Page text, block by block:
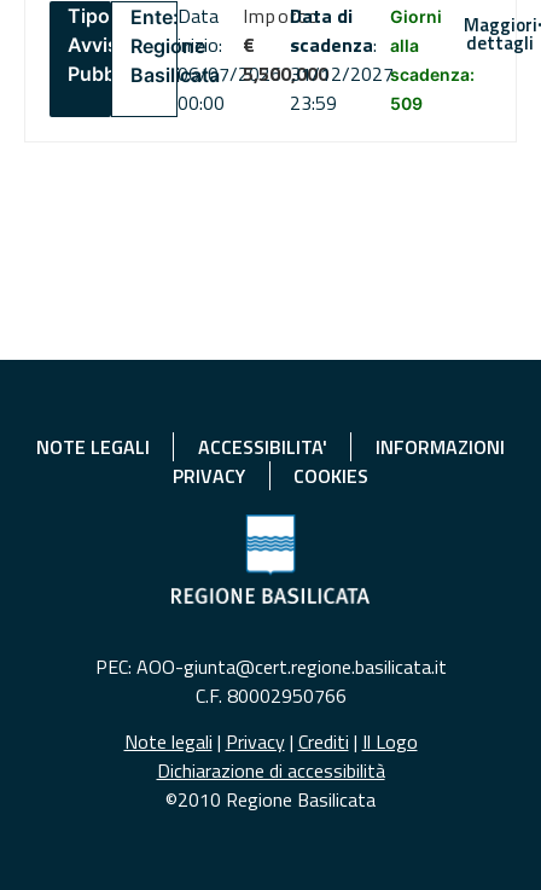
Tipo:
Avviso
Pubblico
Ente:
Regione
Basilicata
Data
inizio:
06/07/2026
00:00
Importo
€
5,500,000
Data di
scadenza:
31/12/2027
23:59
Giorni
alla
scadenza:
509
Maggiori
dettagli
NOTE LEGALI ACCESSIBILITA'
INFORMAZIONI
PRIVACY
COOKIES
PEC: AOO-giunta@cert.regione.basilicata.it
C.F. 80002950766
Note legali | Privacy| Crediti | Il Logo
Dichiarazione di accessibilità
©2010 Regione Basilicata